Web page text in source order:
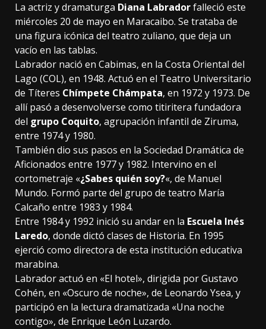
La actriz y dramaturga Diana Labradorfalleció este
miércoles 20 de mayo en Maracaibo. Se trataba de
una figura icónica del teatro zuliano, que deja un
vacío en las tablas.
Labrador nació en Cabimas, en la Costa Oriental del
Lago (COL), en 1948. Actuó en el Teatro Universitario
de Títeres Chímpete Chámpata, en 1972 y 1973. De
allí pasó a desenvolverse como titiritera fundadora
del grupo Coquito, agrupación infantil de Ziruma,
entre 1974 y 1980.
También dio sus pasos en la Sociedad Dramática de
Aficionados entre 1977 y 1982. Intervino en el
cortometraje «¿Sabes quién soy?«, de Manuel
Mundo. Formó parte del grupo de teatro María
Calcaño entre 1983 y 1984.
Entre 1984 y 1992 inició su andar en la Escuela Inés
Laredo, donde dictó clases de Historia. En 1995
ejerció como directora de esta institución educativa
marabina.
Labrador actuó en «El hotel», dirigida por Gustavo
Cohén, en «Oscuro de noche», de Leonardo Ysea, y
participó en la lectura dramatizada «Una noche
contigo», de Enrique León Luzardo.